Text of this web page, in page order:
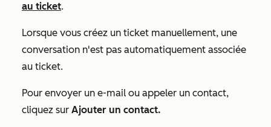
au ticket.
Lorsque vous créez un ticket manuellement, une
conversation n'est pas automatiquement associée
au ticket.
Pour envoyer un e-mail ou appeler un contact,
cliquez sur Ajouter un contact.